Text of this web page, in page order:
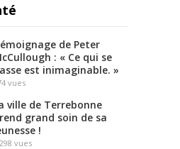
de Peter
: « Ce qui se
est inimaginable. »
vues
ville de Terrebonne
grand soin de sa
!
vues